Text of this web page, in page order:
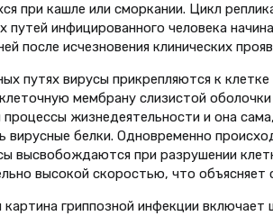
при кашле или сморкании. Цикл
путей инфицированного человека
после исчезновения клинических
путях вирусы прикрепляются к
мембрану слизистой
жизнедеятельности и она
вирусные белки. Одновременно
высвобождаются при разрушении
высокой скоростью, что объясняет
картина гриппозной инфекции